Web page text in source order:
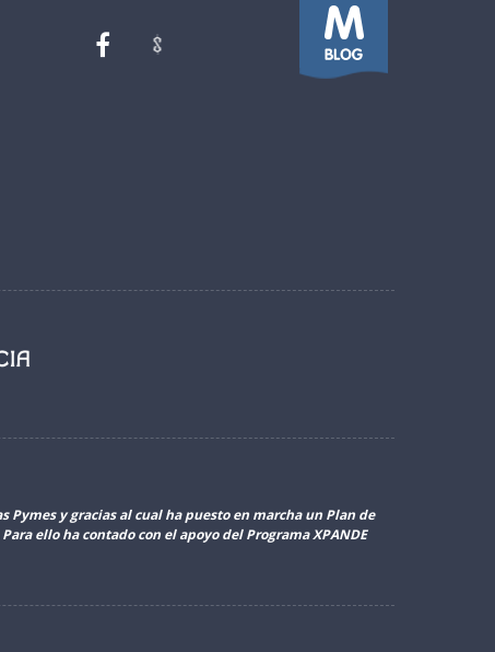
y gracias al cual ha puesto en marcha un Plan de
ello ha contado con el apoyo del Programa XPANDE